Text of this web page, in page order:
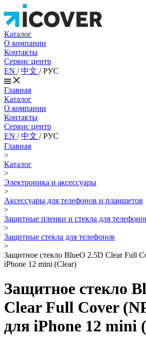
Каталог
О компании
Контакты
Сервис центр
EN /中文 /РУС
Главная
Каталог
О компании
Контакты
Сервис центр
EN /中文 /РУС
Главная
>
Каталог
>
Электроника и аксессуары
>
Аксессуары для телефонов и планшетов
>
Защитные пленки и стекла для
>
Защитные стекла для телефонов
>
Защитное стекло BlueO 2.5D Clear Full
iPhone 12 mini (Clear)
Защитное стекло
Clear Full Cover
для iPhone 12 mini